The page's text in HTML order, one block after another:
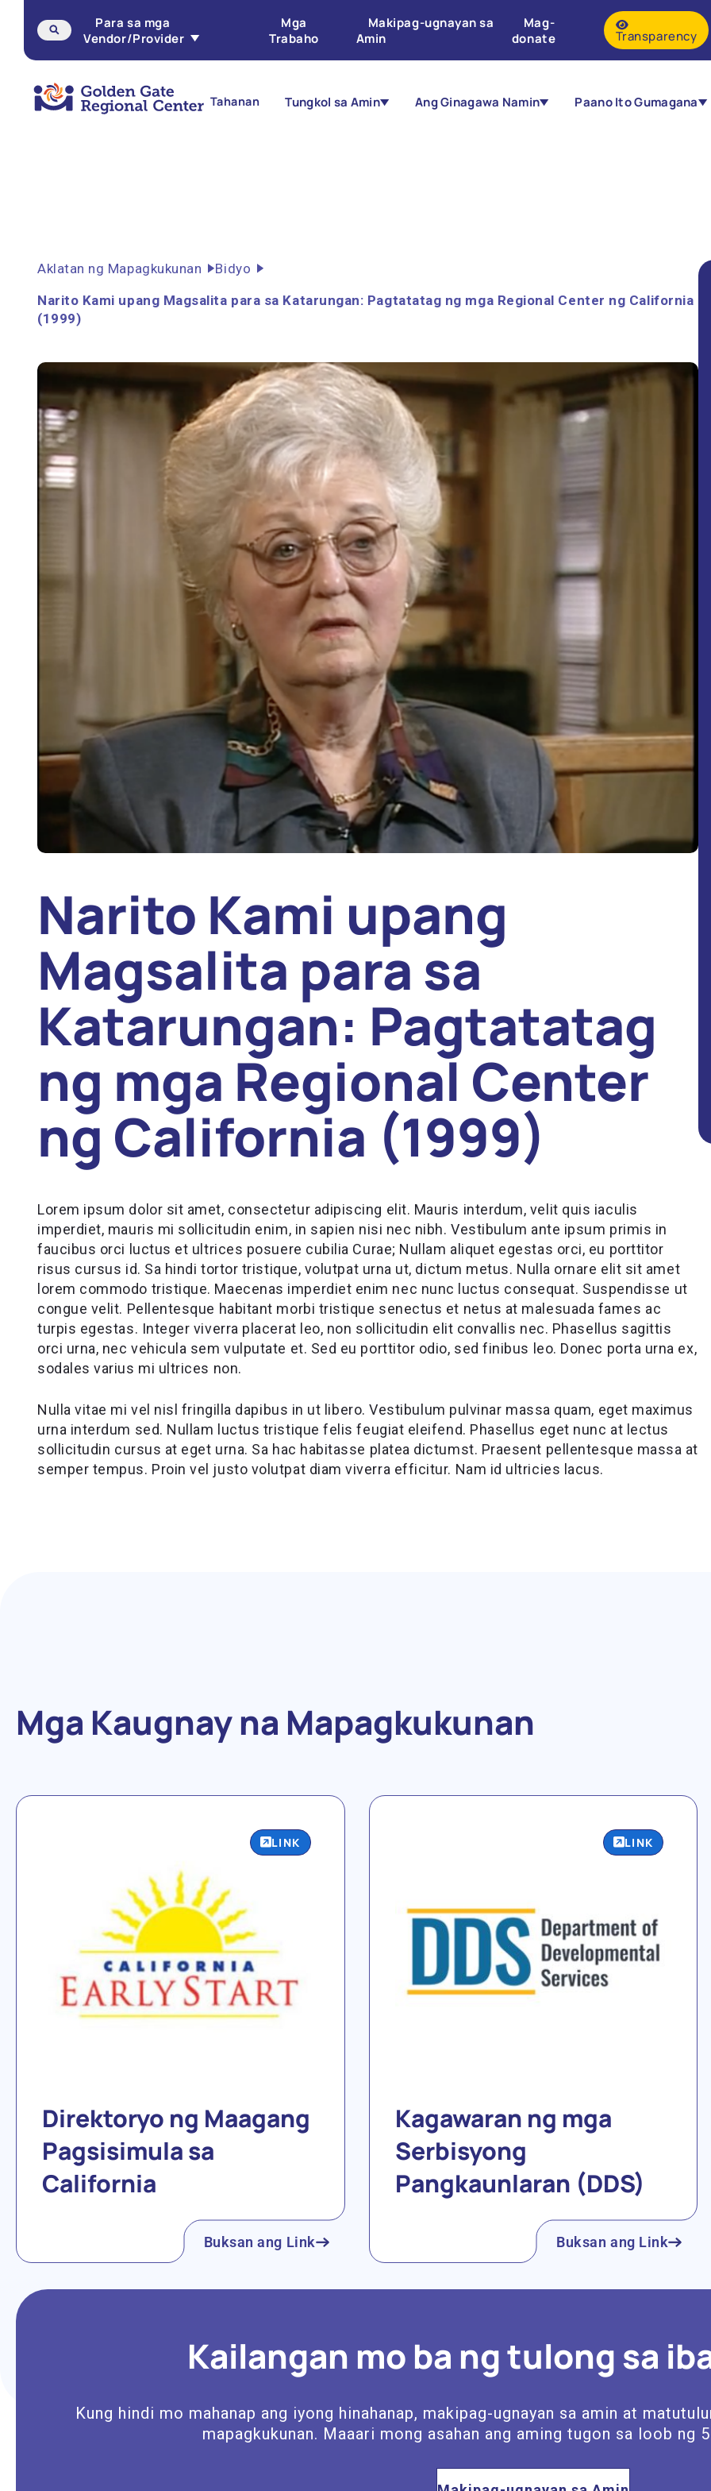
nilalaman
Para sa mga
Vendor/Provider
Mga
Trabaho
Makipag-ugnayan sa
Amin
Mag-
donate
Transparency
Tahanan Tungkol sa Amin Ang Ginagawa Namin Paano Ito Gumagana
Aklatan ng Mapagkukunan
Bidyo
Narito Kami upang Magsalita para sa Katarungan: Pagtatatag ng mga Regional Center ng California
(1999)
Narito Kami upang
Magsalita para sa
Katarungan: Pagtatatag
ng mga Regional Center
ng California (1999)
Lorem ipsum dolor sit amet, consectetur adipiscing elit. Mauris interdum, velit quis iaculis
imperdiet, mauris mi sollicitudin enim, in sapien nisi nec nibh. Vestibulum ante ipsum primis in
faucibus orci luctus et ultrices posuere cubilia Curae; Nullam aliquet egestas orci, eu porttitor
risus cursus id. Sa hindi tortor tristique, volutpat urna ut, dictum metus. Nulla ornare elit sit amet
lorem commodo tristique. Maecenas imperdiet enim nec nunc luctus consequat. Suspendisse ut
congue velit. Pellentesque habitant morbi tristique senectus et netus at malesuada fames ac
turpis egestas. Integer viverra placerat leo, non sollicitudin elit convallis nec. Phasellus sagittis
orci urna, nec vehicula sem vulputate et. Sed eu porttitor odio, sed finibus leo. Donec porta urna ex,
sodales varius mi ultrices non.
Nulla vitae mi vel nisl fringilla dapibus in ut libero. Vestibulum pulvinar massa quam, eget maximus
urna interdum sed. Nullam luctus tristique felis feugiat eleifend. Phasellus eget nunc at lectus
sollicitudin cursus at eget urna. Sa hac habitasse platea dictumst. Praesent pellentesque massa at
semper tempus. Proin vel justo volutpat diam viverra efficitur. Nam id ultricies lacus.
Mga Kaugnay na Mapagkukunan
LINK
Direktoryo ng Maagang
Pagsisimula sa
California
Buksan ang Link
LINK
Kagawaran ng mga
Serbisyong
Pangkaunlaran (DDS)
Buksan ang Link
Kailangan mo ba ng tulong sa
Kung hindi mo mahanap ang iyong hinahanap, makipag-ugnayan sa amin at
mapagkukunan. Maaari mong asahan ang aming tugon sa loob ng